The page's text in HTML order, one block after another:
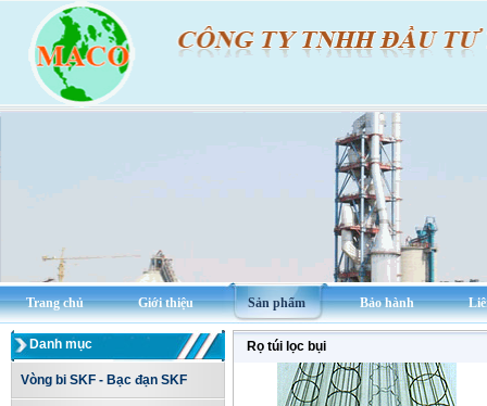
Trang chủ Giới thiệu Sản phẩm Bảo hành
Danh mục
Vòng bi SKF - Bạc đạn SKF
Rọ túi lọc bụi